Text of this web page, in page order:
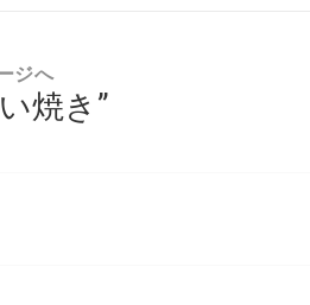
ジへ
焼き”